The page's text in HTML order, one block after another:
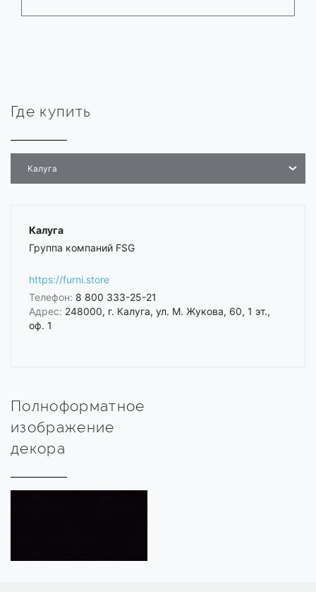
Где купить
Калуга
Калуга
Группа компаний FSG
https://furni.store
Телефон: 8 800 333-25-21
Адрес: 248000, г. Калуга, ул. М. Жукова, 60, 1 эт.,
оф. 1
Полноформатное
изображение
декора